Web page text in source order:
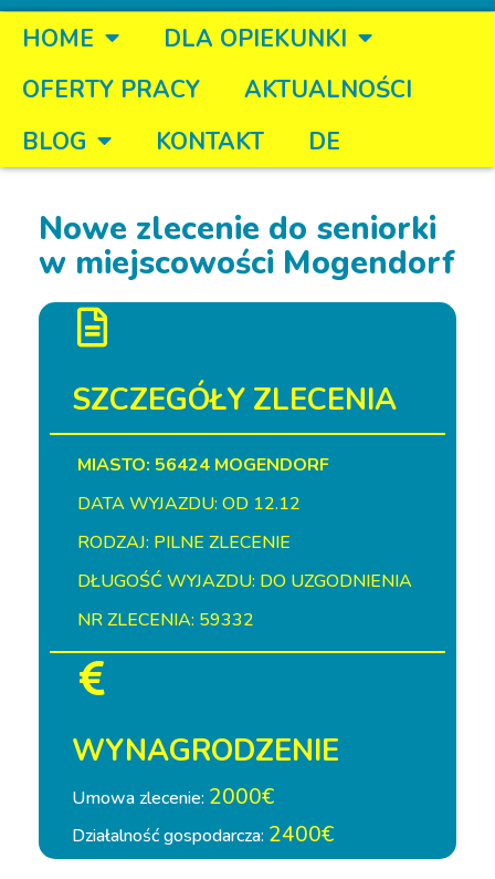
HOME
DLA OPIEKUNKI
OFERTY PRACY
AKTUALNOŚCI
BLOG
KONTAKT DE
Nowe zlecenie do seniorki
w miejscowości Mogendorf
SZCZEGÓŁY ZLECENIA
MIASTO: 56424 MOGENDORF
DATA WYJAZDU: OD 12.12
RODZAJ: PILNE ZLECENIE
DŁUGOŚĆ WYJAZDU: DO UZGODNIENIA
NR ZLECENIA: 59332
WYNAGRODZENIE
Umowa zlecenie: 2000€
Działalność gospodarcza: 2400€